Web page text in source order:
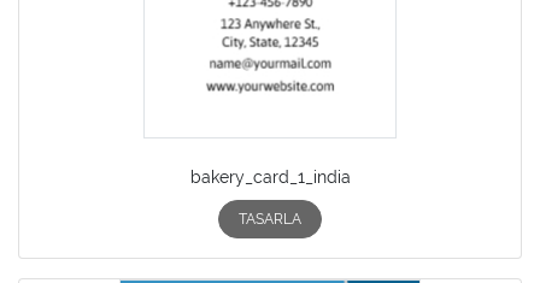
bakery_card_1_india
TASARLA